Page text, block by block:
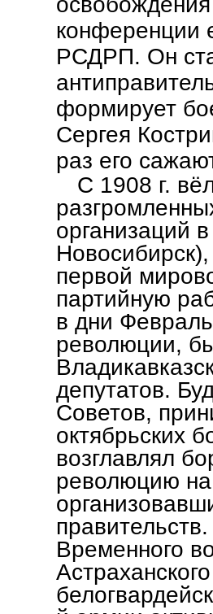
конференции
РСДРП. Он
формирует
Сергея
раз его
С 1908 г.
организаций
первой
партийную
в дни
революции,
депутатов.
Советов,
октябрьских
возглавлял
революцию
Временного